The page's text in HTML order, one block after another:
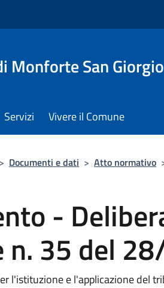
Monforte San Giorgio
Servizi Vivere il Comune
> Documenti e dati > Atto normativo
-
n. 35 del
l'istituzione e l'applicazione del